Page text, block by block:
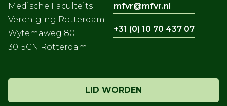
Medische Faculteits
Vereniging Rotterdam
Wytemaweg 80
3015CN Rotterdam
LID WORDEN
mfvr@mfvr.nl
+31 (0) 10 70 437 07